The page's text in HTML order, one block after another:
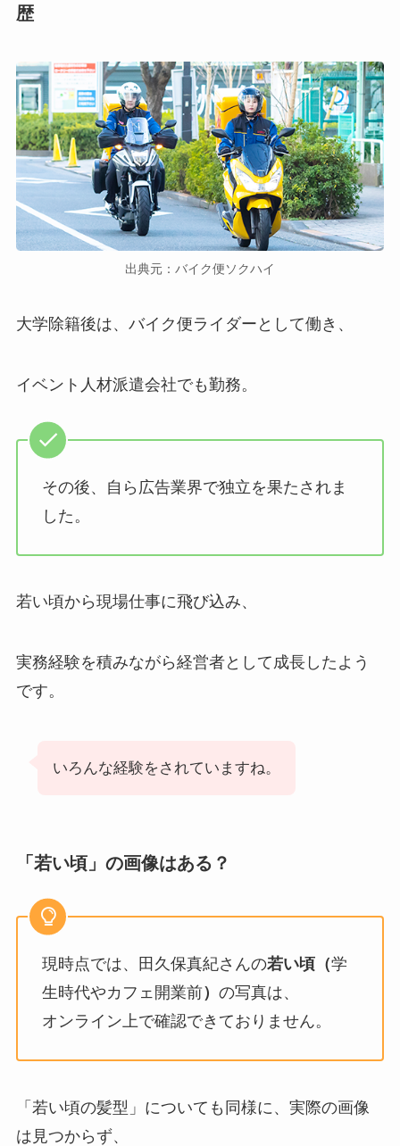
歴
出典元：バイク便ソクハイ
大学除籍後は、バイク便ライダーとして働き、
イベント人材派遣会社でも勤務。
その後、自ら広告業界で独立を果たされま
した。
若い頃から現場仕事に飛び込み、
実務経験を積みながら経営者として成長したよう
です。
いろんな経験をされていますね。
「若い頃」の画像はある？
現時点では、田久保真紀さんの若い頃（学
生時代やカフェ開業前） の写真は、
オンライン上で確認できておりません。
「若い頃の髪型」についても同様に、実際の画像
は見つからず、